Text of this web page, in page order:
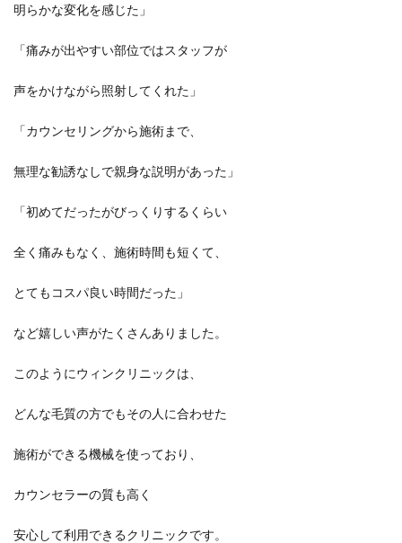
明らかな変化を感じた」
「痛みが出やすい部位ではスタッフが
声をかけながら照射してくれた」
「カウンセリングから施術まで、
無理な勧誘なしで親身な説明があった」
「初めてだったがびっくりするくらい
全く痛みもなく、施術時間も短くて、
とてもコスパ良い時間だった」
など嬉しい声がたくさんありました。
このようにウィンクリニックは、
どんな毛質の方でもその人に合わせた
施術ができる機械を使っており、
カウンセラーの質も高く
安心して利用できるクリニックです。